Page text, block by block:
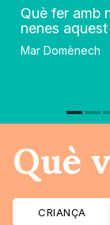
Què fer amb
nenes
Mar Domènech
Què
CRIANÇA